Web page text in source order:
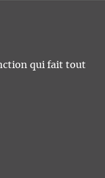
qui fait tout